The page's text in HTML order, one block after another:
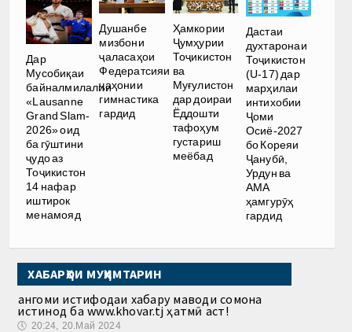
Дар
Мусобиқаи
байналмилалии
«Lausanne
Grand Slam-
2026» оид
ба гӯштини
ҷудо аз
Тоҷикистон
14 нафар
иштирок
менамояд
Душанбе
мизбони
ҷаласаҳои
Федератсияи
ҷаҳонии
гимнастика
гардид
Ҳамкории
Ҷумҳурии
Тоҷикистон
ва
Муғулистон
дар доираи
Ёддошти
тафоҳум
густариш
меёбад
Дастаи
духтаронаи
Тоҷикистон
(U-17) дар
марҳилаи
интихобии
Ҷоми
Осиё-2027
бо Кореяи
Ҷанубӣ,
Урдун ва
АМА
ҳамгурӯҳ
гардид
ХАБАРҲОИ МУҲИМТАРИН
Ҳангоми истифодаи хабару маводи сомона
истинод ба www.khovar.tj ҳатмӣ аст!
🕔 20:24, 20.Май 2024